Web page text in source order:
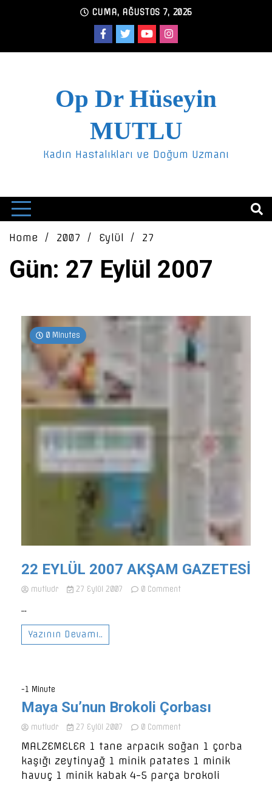
CUMA, AĞUSTOS 7, 2026
Op Dr Hüseyin
MUTLU
Kadın Hastalıkları ve Doğum Uzmanı
Home 2007 Eylül 27
Gün: 27 Eylül 2007
0 Minutes
22 EYLÜL 2007 AKŞAM GAZETESİ
mutludr 27 Eylül 2007 0 Commenton
...
Yazının Devamı..
-1 Minute
Maya Su’nun Brokoli Çorbası
mutludr 27 Eylül 2007 0 Commenton
Su’nun
Brokoli
Çorbası
MALZEMELER 1 tane arpacık soğan 1 çorba
kaşığı zeytinyağ 1 minik patates 1 minik
havuç 1 minik kabak 4-5 parça brokoli